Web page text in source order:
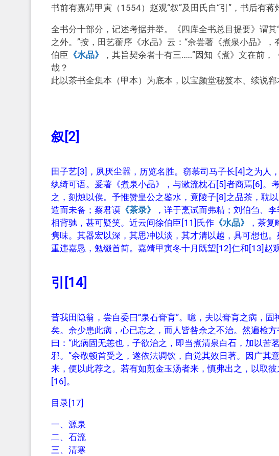
书前有嘉靖甲寅（1554）赵观“叙”及田氏自“引”，书后有蒋灼
全书分十部分，记述考据并举。《四库全书总目提要》谓
之外。”按，田艺蘅序《水品》云：“余尝著《煮泉小品》
伯臣 《水品》 ，其旨契余者十有三……”因知《煮》文在前
哉？
此以茶书全集本（甲本）为底本，以宝颜堂秘笈本、续说郛
叙[2]
田子艺[3]，夙厌尘嚣，历览名胜。窃慕司马子长[4]之为人
纨绮可语。爰著《煮泉小品》，与漱流枕石[5]者商焉[6]。
之，刻烛以俟。予惟赞皇公之鉴水，竟陵子[8]之品茶，耽
造而未备；蔡君谟《茶录》
，详于烹试而弗精；刘伯刍、
相背驰，甚可疑笑。近云间徐伯臣[11]氏作《水品》
，茶
隽味。其器宏以深，其思冲以淡，其才清以越，具可想也
重违嘉恳，勉缀首简。嘉靖甲寅冬十月既望[12]仁和[13]赵观
引[14]
昔我田隐翁，尝自委曰“泉石膏肓”。噫，夫以膏肓之病，
矣。余少患此病，心已忘之，而人皆咎余之不治。然遍检
曰：“此病固无恙也，子欲治之，即当煮清泉白石，加以苦
邪。”余敬顿首受之，遂依法调饮，自觉其效日著。因广其
来，便以此荐之。若有如煎金玉汤者来，慎弗出之，以取
[16]。
目录[17]
一、源泉
二、石流
三、清寒